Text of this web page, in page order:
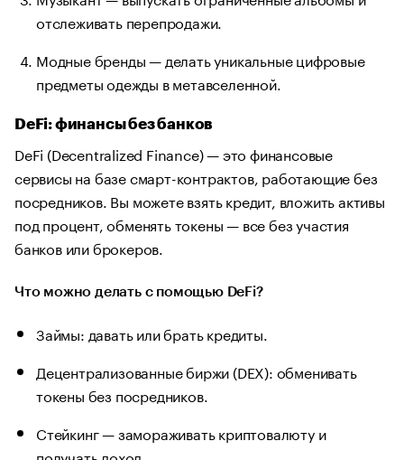
отслеживать перепродажи.
Модные бренды — делать уникальные цифровые
предметы одежды в метавселенной.
DeFi: финансы без банков
DeFi (Decentralized Finance) — это финансовые
сервисы на базе смарт-контрактов, работающие без
посредников. Вы можете взять кредит, вложить активы
под процент, обменять токены — все без участия
банков или брокеров.
Что можно делать с помощью DeFi?
Займы: давать или брать кредиты.
Децентрализованные биржи (DEX): обменивать
токены без посредников.
Стейкинг — замораживать криптовалюту и